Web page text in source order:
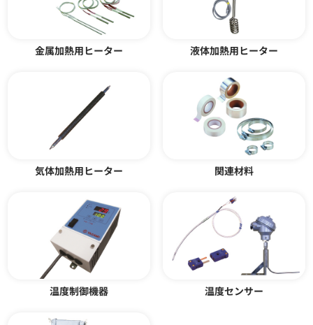
フランジヒーター LPM型 LPM-K
固定テープ 金属バンド
バンドヒーター 1ピース型 2ピー
カタログダウンロード
屋外用サーモスタット TSWN型
カタログダウンロード
金属加熱用ヒーター 液体加熱用ヒーター
気体加熱用ヒーター 関連材料
温度制御機器 温度センサー